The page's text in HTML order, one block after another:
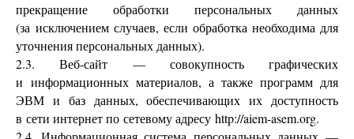
прекращение обработки персональных данных
(за исключением случаев, если обработка необходима для
уточнения персональных данных).
2.3. Веб-сайт — совокупность графических
и информационных материалов, а также программ для
ЭВМ и баз данных, обеспечивающих их доступность
в сети интернет по сетевому адресу http://aiem-asem.org.